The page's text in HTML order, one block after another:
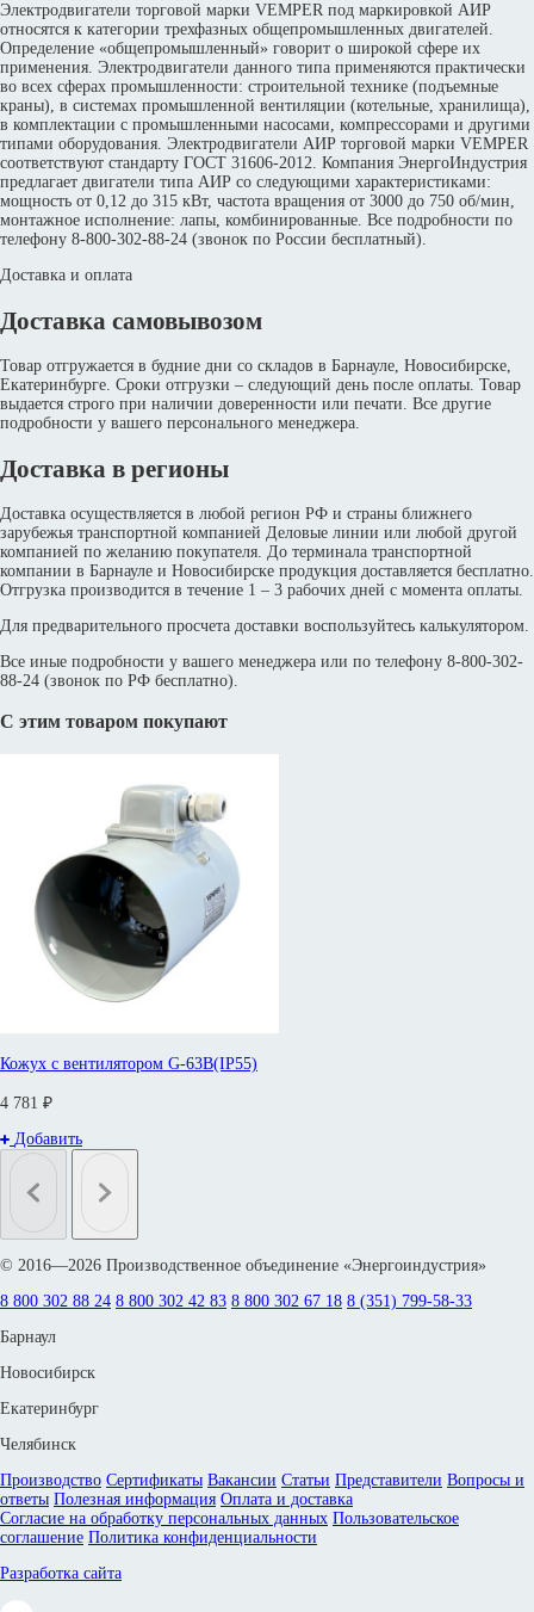
Электродвигатели торговой марки VEMPER под маркировкой АИР
относятся к категории трехфазных общепромышленных двигателей.
Определение «общепромышленный» говорит о широкой сфере их
применения. Электродвигатели данного типа применяются практически
во всех сферах промышленности: строительной технике (подъемные
краны), в системах промышленной вентиляции (котельные, хранилища),
в комплектации с промышленными насосами, компрессорами и другими
типами оборудования. Электродвигатели АИР торговой марки VEMPER
соответствуют стандарту ГОСТ 31606-2012. Компания ЭнергоИндустрия
предлагает двигатели типа АИР со следующими характеристиками:
мощность от 0,12 до 315 кВт, частота вращения от 3000 до 750 об/мин,
монтажное исполнение: лапы, комбинированные. Все подробности по
телефону 8-800-302-88-24 (звонок по России бесплатный).
Доставка и оплата
Доставка самовывозом
Товар отгружается в будние дни со складов в Барнауле, Новосибирске,
Екатеринбурге. Сроки отгрузки – следующий день после оплаты. Товар
выдается строго при наличии доверенности или печати. Все другие
подробности у вашего персонального менеджера.
Доставка в регионы
Доставка осуществляется в любой регион РФ и страны ближнего
зарубежья транспортной компанией Деловые линии или любой другой
компанией по желанию покупателя. До терминала транспортной
компании в Барнауле и Новосибирске продукция доставляется бесплатно.
Отгрузка производится в течение 1 – 3 рабочих дней с момента оплаты.
Для предварительного просчета доставки воспользуйтесь калькулятором.
Все иные подробности у вашего менеджера или по телефону 8-800-302-
88-24 (звонок по РФ бесплатно).
С этим товаром покупают
Кожух с вентилятором G-63B(IP55)
4 781 ₽
Добавить
© 2016—2026 Производственное объединение «Энергоиндустрия»
8 800 302 88 24 8 800 302 42 83 8 800 302 67 18 8 (351) 799-58-33
Барнаул
Новосибирск
Екатеринбург
Челябинск
Производство Сертификаты Вакансии Статьи Представители Вопросы и
ответы Полезная информация Оплата и доставка
Согласие на обработку персональных данных Пользовательское
соглашение Политика конфиденциальности
Разработка сайта